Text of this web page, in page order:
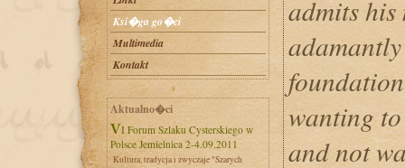
Ksi�ga go�ci
Multimedia
Kontakt
Aktualno�ci
VI Forum Szlaku Cysterskiego w
Polsce Jemielnica 2-4.09.2011
Kultura, tradycja i zwyczaje "Szarych
admits his
wanting
and not